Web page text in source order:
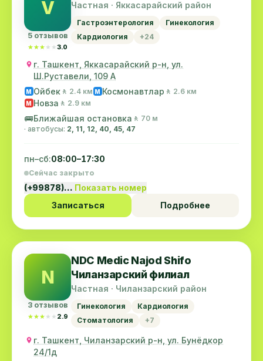
V
5 отзывов
★★★★★
★★★★★3.0
Частная · Яккасарайский район
Гастроэнтерология
Гинекология
Кардиология
+24
г. Ташкент, Яккасарайский р-н, ул.
Ш.Руставели, 109 А
M Ойбек 🚶 2.4 км M Космонавтлар 🚶 2.6 км
M Новза 🚶 2.9 км
🚌Ближайшая остановка 🚶 70 м
· автобусы: 2, 11, 12, 40, 45, 47
пн–сб:08:00–17:30
Сейчас закрыто
(+99878)… Показать номер
Записаться
Подробнее
N
3 отзывов
★★★★★
★★★★★ 2.9
NDC Medic Najod Shifo
Чиланзарский филиал
Частная · Чиланзарский район
Гинекология
Кардиология
Стоматология
+7
г. Ташкент, Чиланзарский р-н, ул. Бунёдкор
24/1д